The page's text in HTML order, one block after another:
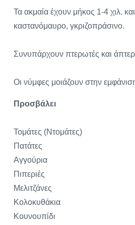
Τα ακμαία έχουν μήκος 1-4 χιλ.
καστανόμαυρο, γκριζοπράσινο.
Συνυπάρχουν πτερωτές και
Οι νύμφες μοιάζουν στην
Προσβάλει
Τομάτες (Ντομάτες)
Πατάτες
Αγγούρια
Πιπεριές
Μελιτζάνες
Κολοκυθάκια
Κουνουπίδι